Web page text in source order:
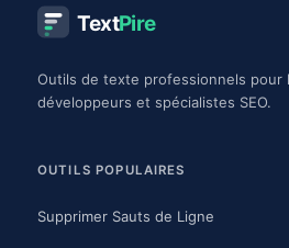
TextPire
Outils de texte professionnels pour
développeurs et spécialistes SEO.
OUTILS POPULAIRES
Supprimer Sauts de Ligne